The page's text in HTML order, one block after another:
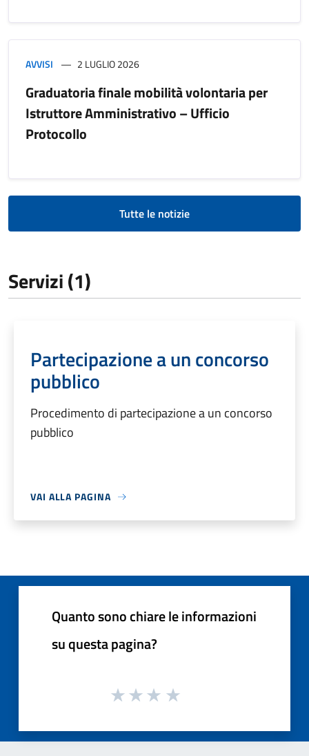
AVVISI 2 LUGLIO 2026
Graduatoria finale mobilità volontaria per
Istruttore Amministrativo – Ufficio
Protocollo
Tutte le notizie
Servizi (1)
Partecipazione a un concorso
pubblico
Procedimento di partecipazione a un concorso
pubblico
VAI ALLA PAGINA
Quanto sono chiare le informazioni
su questa pagina?